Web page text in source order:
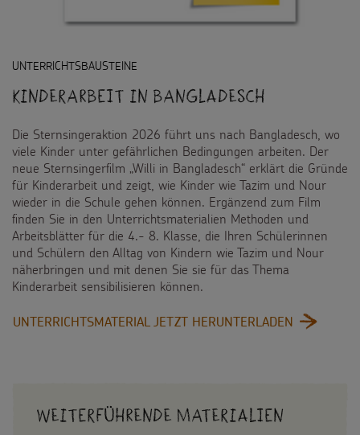
Sternsinger-Stiftung
Spende als Geschenk
Anlassspenden
Zinsen den Kindern
Vereine und Initiativen
Sternsingerspenden gezielt einsetzen
Videos
Sternsinger-Steckbrief
Spiele
Werde Sternsinger!
Kontakt
Suche
Suchbegriff
UNTERRICHTSBAUSTEINE
Kinderarbeit in Bangladesch
Die Sternsingeraktion 2026 führt uns nach Bangladesch, wo
viele Kinder unter gefährlichen Bedingungen arbeiten. Der
neue Sternsingerfilm „Willi in Bangladesch“ erklärt die Gründe
für Kinderarbeit und zeigt, wie Kinder wie Tazim und Nour
wieder in die Schule gehen können. Ergänzend zum Film
finden Sie in den Unterrichtsmaterialien Methoden und
Arbeitsblätter für die 4.- 8. Klasse, die Ihren Schülerinnen
und Schülern den Alltag von Kindern wie Tazim und Nour
näherbringen und mit denen Sie sie für das Thema
Kinderarbeit sensibilisieren können.
UNTERRICHTSMATERIAL JETZT HERUNTERLADEN
Weiterführende Materialien